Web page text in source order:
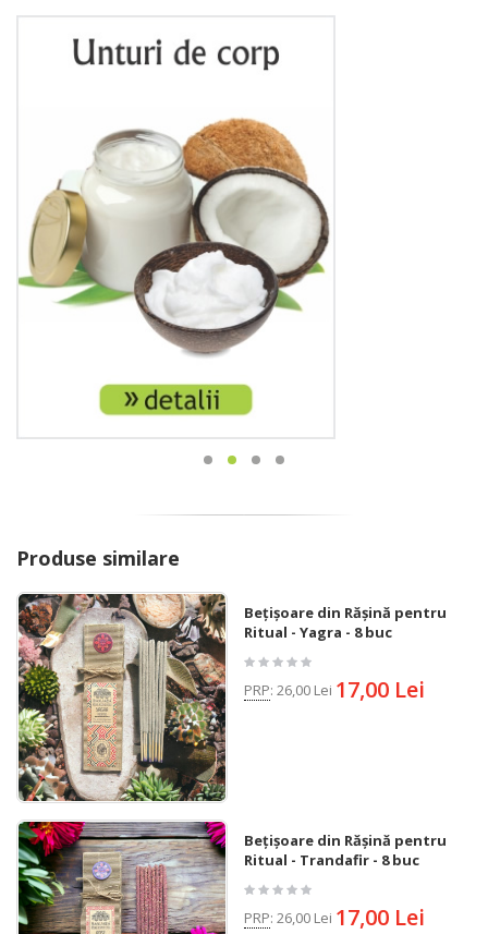
Produse similare
Bețișoare din Rășină pentru
Ritual - Yagra - 8 buc
PRP: 26,00 Lei 17,00 Lei
Bețișoare din Rășină pentru
Ritual - Trandafir - 8 buc
PRP: 26,00 Lei 17,00 Lei